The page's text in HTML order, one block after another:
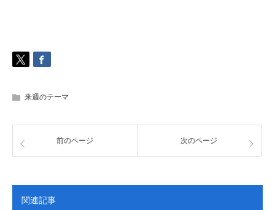
来週のテーマ
前のページ 次のページ
関連記事